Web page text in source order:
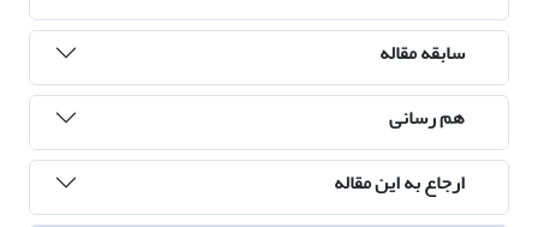
سابقه مقاله
هم رسانی
ارجاع به این مقاله